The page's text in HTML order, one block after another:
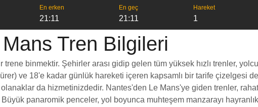
En erken
21:11
En geç
21:11
Hareket
1
Tren Bilgileri
binmektir. Şehirler arası gidip gelen tüm yüksek hızlı trenler,
ve 18'e kadar günlük hareketi içeren kapsamlı bir tarife çizelgesi
da hizmetinizdedir. Nantes'den Le Mans'ye giden trenler, rahat
panaromik penceler, yol boyunca muhteşem manzarayı